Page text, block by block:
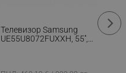
Телевизор Samsung
UE55U8072FUXXH, 55'',